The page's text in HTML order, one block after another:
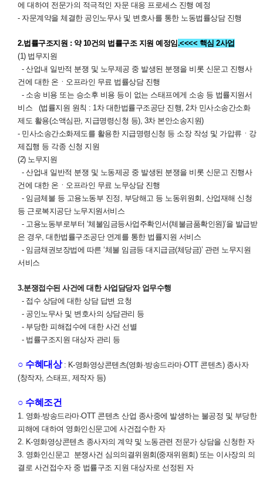
에 대하여 전문가의 적극적인 자문 대응 프로세스 진행 예정
- 자문계약을 체결한 공인노무사 및 변호사를 통한 노동법률상담 진행
2.법률구조지원 : 약 10건의 법률구조 지원 예정임 .<<<< 핵심 2사업
(1) 법무지원
- 산업내 일반적 분쟁 및 노무제공 중 발생된 분쟁을 비롯 신문고 진행사
건에 대한 온ㆍ오프라인 무료 법률상담 진행
- 소송 비용 또는 승소후 비용 등이 없는 스태프에게 소송 등 법률지원서
비스 (법률지원 원칙 : 1차 대한법률구조공단 진행, 2차 민사소송간소화
제도 활용(소액심판, 지급명령신청 등), 3차 본안소송지원)
- 민사소송간소화제도를 활용한 지급명령신청 등 소장 작성 및 가압류ㆍ강
제집행 등 각종 신청 지원
(2) 노무지원
- 산업내 일반적 분쟁 및 노동제공 중 발생된 분쟁을 비롯 신문고 진행사
건에 대한 온ㆍ오프라인 무료 노무상담 진행
- 임금체불 등 고용노동부 진정, 부당해고 등 노동위원회, 산업재해 신청
등 근로복지공단 노무지원서비스
- 고용노동부로부터 ‘체불임금등사업주확인서(체불금품확인원)’을 발급받
은 경우, 대한법률구조공단 연계를 통한 법률지원 서비스
- 임금채권보장법에 따른 ‘체불 임금등 대지급금(체당금)’ 관련 노무지원
서비스
3.분쟁접수된 사건에 대한 사업담당자 업무수행
- 접수 상담에 대한 상담 답변 요청
- 공인노무사 및 변호사의 상담관리 등
- 부당한 피해접수에 대한 사건 선별
- 법률구조지원 대상자 관리 등
○ 수혜대상: K-영화영상콘텐츠(영화·방송드라마·OTT 콘텐츠) 종사자
(창작자, 스태프, 제작자 등)
○ 수혜조건
1. 영화·방송드라마·OTT 콘텐츠 산업 종사중에 발생하는 불공정 및 부당한
피해에 대하여 영화인신문고에 사건접수한 자
2. K-영화영상콘텐츠 종사자의 계약 및 노동관련 전문가 상담을 신청한 자
3. 영화인신문고 분쟁사건 심의의결위원회(중재위원회) 또는 이사장의 의
결로 사건접수자 중 법률구조 지원 대상자로 선정된 자